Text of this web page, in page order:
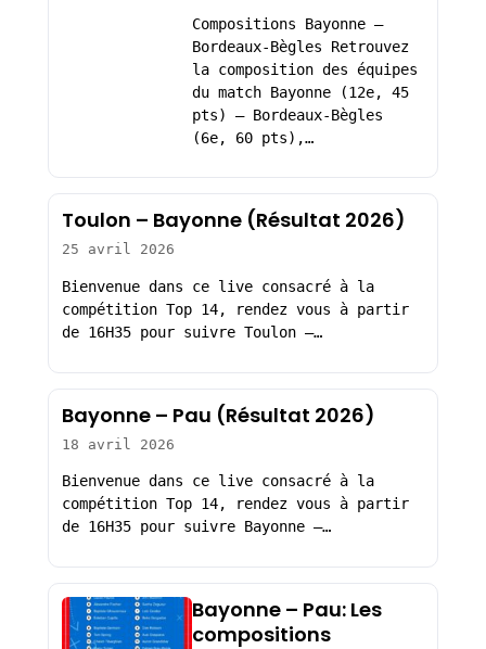
Compositions Bayonne –
Bordeaux-Bègles Retrouvez
la composition des équipes
du match Bayonne (12e, 45
pts) – Bordeaux-Bègles
(6e, 60 pts),…
Toulon – Bayonne (Résultat 2026)
25 avril 2026
Bienvenue dans ce live consacré à la
compétition Top 14, rendez vous à partir
de 16H35 pour suivre Toulon –…
Bayonne – Pau (Résultat 2026)
18 avril 2026
Bienvenue dans ce live consacré à la
compétition Top 14, rendez vous à partir
de 16H35 pour suivre Bayonne –…
Bayonne – Pau: Les
compositions